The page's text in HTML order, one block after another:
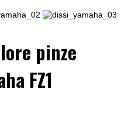
pinze
FZ1